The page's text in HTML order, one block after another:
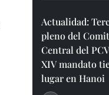
Actualidad:
pleno del
Central del
XIV mandato
lugar en Hanoi